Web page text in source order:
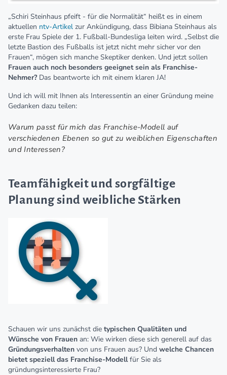
„Schiri Steinhaus pfeift - für die Normalität“ heißt es in einem
aktuellen ntv-Artikel zur Ankündigung, dass Bibiana Steinhaus als
erste Frau Spiele der 1. Fußball-Bundesliga leiten wird. „Selbst die
letzte Bastion des Fußballs ist jetzt nicht mehr sicher vor den
Frauen“, mögen sich manche Skeptiker denken. Und jetzt sollen
Frauen auch noch besonders geeignet sein als Franchise-
Nehmer?Das beantworte ich mit einem klaren JA!
Und ich will mit Ihnen als Interessentin an einer Gründung meine
Gedanken dazu teilen:
Warum passt für mich das Franchise-Modell auf
verschiedenen Ebenen so gut zu weiblichen Eigenschaften
und Interessen?
Teamfähigkeit und sorgfältige
Planung sind weibliche Stärken
Schauen wir uns zunächst die typischen Qualitäten und
Wünsche von Frauen an: Wie wirken diese sich generell auf das
Gründungsverhalten von uns Frauen aus? Und welche Chancen
bietet speziell das Franchise-Modellfür Sie als
gründungsinteressierte Frau?